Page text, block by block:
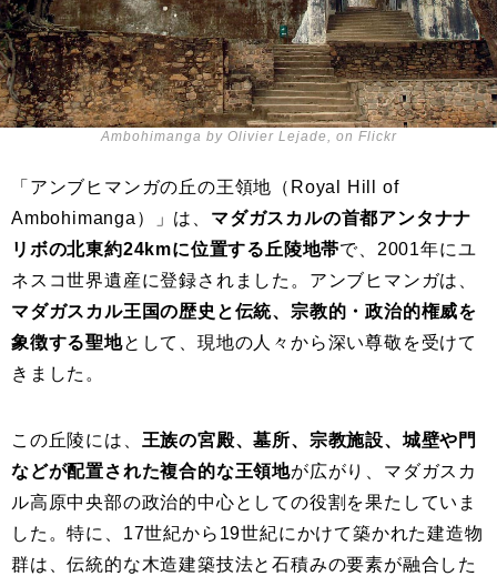
Ambohimanga by Olivier Lejade, on Flickr
「アンブヒマンガの丘の王領地（Royal Hill of
Ambohimanga）」は、 マダガスカルの首都アンタナナ
リボの北東約24kmに位置する丘陵地帯で、2001年にユ
ネスコ世界遺産に登録されました。アンブヒマンガは、
マダガスカル王国の歴史と伝統、宗教的・政治的権威を
象徴する聖地として、現地の人々から深い尊敬を受けて
きました。
この丘陵には、 王族の宮殿、墓所、宗教施設、城壁や門
などが配置された複合的な王領地が広がり、マダガスカ
ル高原中央部の政治的中心としての役割を果たしていま
した。特に、17世紀から19世紀にかけて築かれた建造物
群は、伝統的な木造建築技法と石積みの要素が融合した